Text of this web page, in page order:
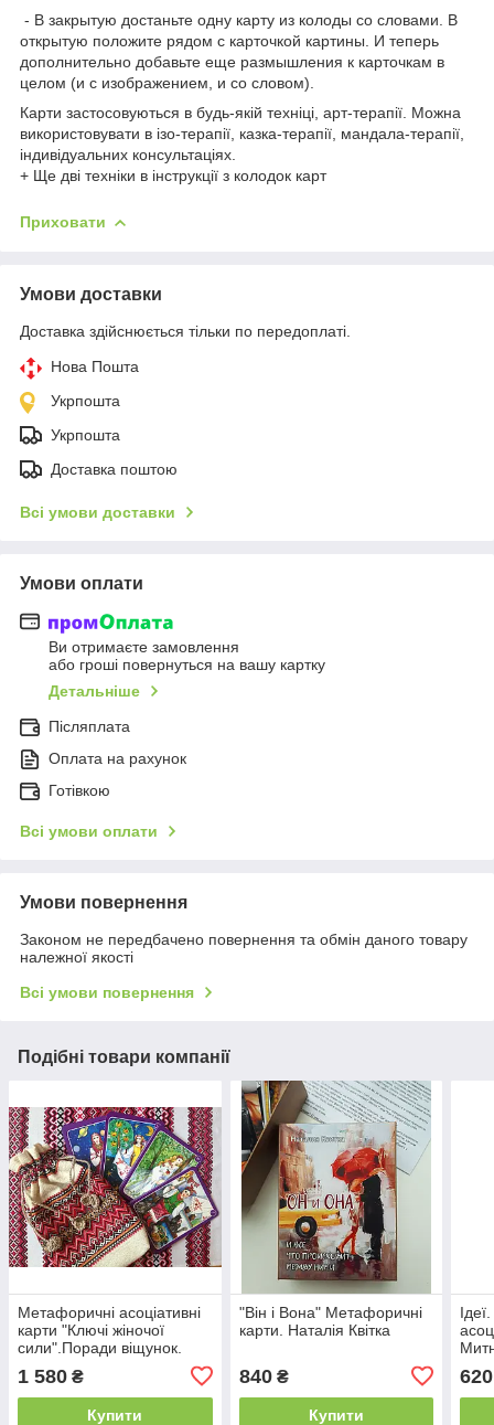
- В закрытую достаньте одну карту из колоды со словами. В
открытую положите рядом с карточкой картины. И теперь
дополнительно добавьте еще размышления к карточкам в
целом (и с изображением, и со словом).
Карти застосовуються в будь-якій техніці, арт-терапії. Можна
використовувати в ізо-терапії, казка-терапії, мандала-терапії,
індивідуальних консультаціях.
+ Ще дві техніки в інструкції з колодок карт
Приховати
Умови доставки
Доставка здійснюється тільки по передоплаті.
Нова Пошта
Укрпошта
Укрпошта
Доставка поштою
Всі умови доставки
Умови оплати
Ви отримаєте замовлення
або гроші повернуться на вашу картку
Детальніше
Післяплата
Оплата на рахунок
Готівкою
Всі умови оплати
Умови повернення
Законом не передбачено повернення та обмін даного товару
належної якості
Всі умови повернення
Подібні товари компанії
Метафоричні асоціативні
карти "Ключі жіночої
сили".Поради віщунок.
1 580 ₴
Купити
"Він і Вона" Метафоричні
карти. Наталія Квітка
840₴
Купити
620